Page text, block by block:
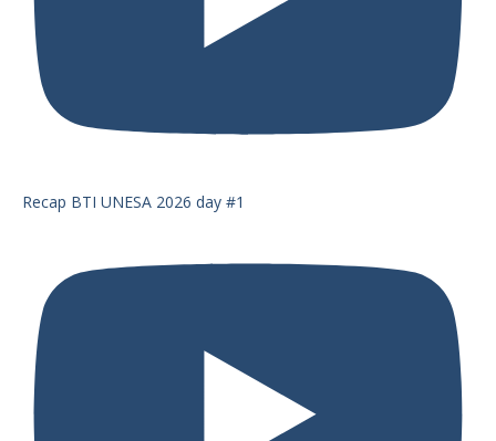
Recap BTI UNESA 2026 day #1